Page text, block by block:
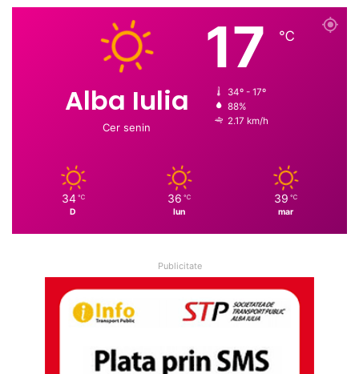
Alba Iulia
Cer senin
17 ℃
34º - 17º
88%
2.17 km/h
34 ℃
D
36 ℃
lun
39 ℃
mar
Publicitate